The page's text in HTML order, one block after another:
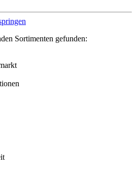
Sortimenten gefunden: